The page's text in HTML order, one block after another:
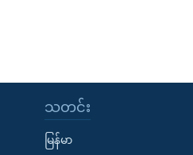
သတင်း
မြန်မာ